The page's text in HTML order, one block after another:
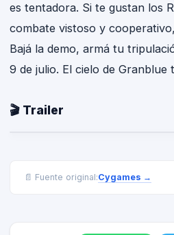
es tentadora. Si te gustan los
combate vistoso y
Bajá la demo, armá tu
9 de julio. El cielo de Granblue
🎬 Trailer
📄 Fuente original:Cygames →